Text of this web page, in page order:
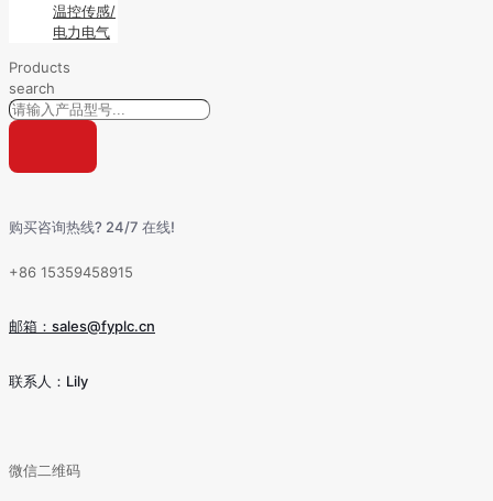
温控传感/
电力电气
Products
search
购买咨询热线? 24/7 在线!
+86 15359458915
邮箱：sales@fyplc.cn
联系人：Lily
微信二维码